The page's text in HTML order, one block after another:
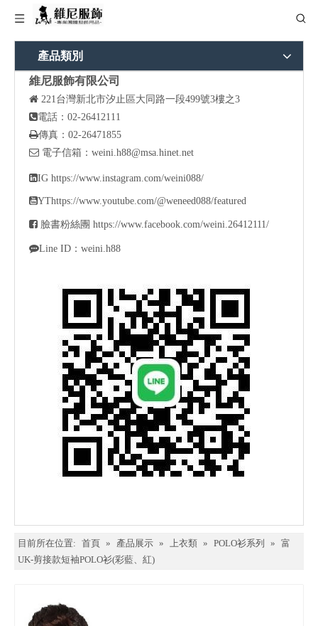
產品類別
維尼服飾有限公司
 221台灣新北市汐止區大同路一段499號3樓之3
電話：02-26412111
傳真：02-26471855
 電子信箱： weini.h88@msa.hinet.net
IG https://www.instagram.com/weini088/
YThttps://www.youtube.com/@weneed088/featured
 臉書粉絲團 https://www.facebook.com/weini.26412111/
Line ID：weini.h88
目前所在位置: 首頁 » 產品展示 » 上衣類 » POLO衫系列 » 富
UK-剪接款短袖POLO衫(彩藍、紅)